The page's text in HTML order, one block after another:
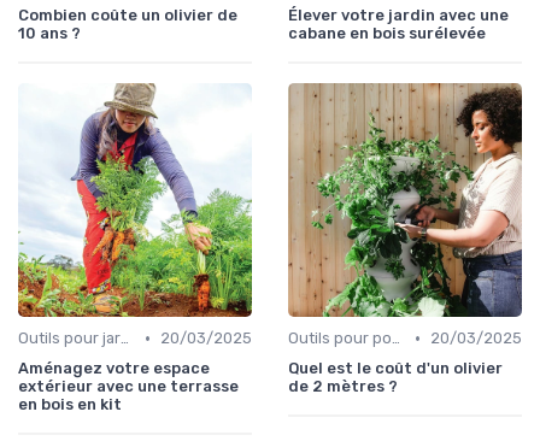
Combien coûte un olivier de
10 ans ?
Élever votre jardin avec une
cabane en bois surélevée
Outils pour jardinage urbain •
20/03/2025
Aménagez votre espace
extérieur avec une terrasse
en bois en kit
Outils pour potagers •
20/03/2025
Quel est le coût d'un olivier
de 2 mètres ?